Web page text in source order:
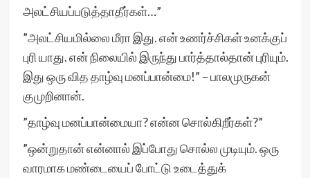
அலட்சியப்படுத்தாதீர்கள்…”
”அலட்சியமில்லை மீரா இது. என் உணர்ச்சிகள் உனக்குப்
புரி யாது. என் நிலையில் இருந்து பார்த்தால்தான் புரியும்.
இது ஒரு வித தாழ்வு மனப்பான்மை!” – பாலமுருகன்
குமுறினான்.
”தாழ்வு மனப்பான்மையா? என்ன சொல்கிறீர்கள்?”
”ஒன்றுதான் என்னால் இப்போது சொல்ல முடியும். ஒரு
வாரமாக மண்டையைப் போட்டு உடைத்துக்